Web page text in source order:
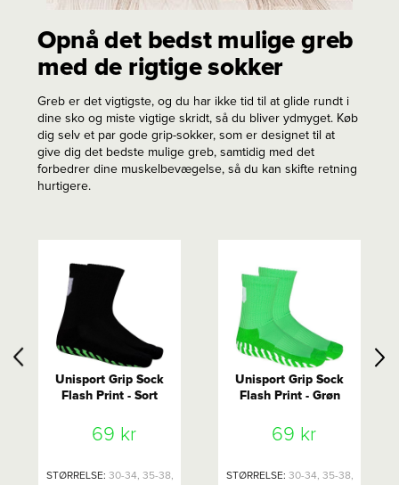
Opnå det bedst mulige greb
med de rigtige sokker
Greb er det vigtigste, og du har ikke tid til at glide rundt i
dine sko og miste vigtige skridt, så du bliver ydmyget. Køb
dig selv et par gode grip-sokker, som er designet til at
give dig det bedste mulige greb, samtidig med det
forbedrer dine muskelbevægelse, så du kan skifte retning
hurtigere.
Unisport Grip Sock
Flash Print - Sort
69 kr
STØRRELSE: 30-34, 35-38,
Unisport Grip Sock
Flash Print - Grøn
69 kr
STØRRELSE: 30-34, 35-38,